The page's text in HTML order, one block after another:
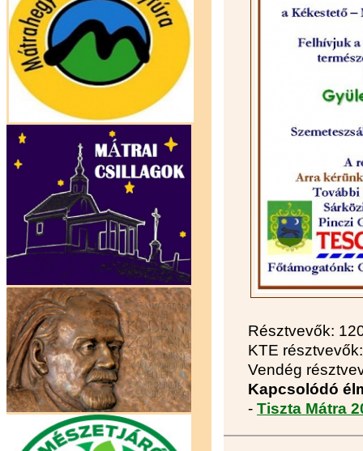
Résztvevők:
KTE
Vendég
Kapcsolódó
- Tiszta Mátra